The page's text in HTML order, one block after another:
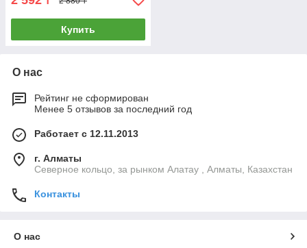
Купить
О нас
Рейтинг не сформирован
Менее 5 отзывов за последний год
Работает с 12.11.2013
г. Алматы
Северное кольцо, за рынком Алатау , Алматы, Казахстан
Контакты
О нас